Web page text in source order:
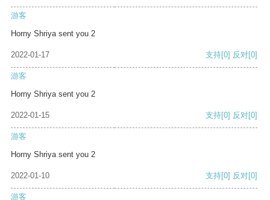
游客
Horny Shriya sent you 2
2022-01-17 支持[0] 反对[0]
游客
Horny Shriya sent you 2
2022-01-15 支持[0] 反对[0]
游客
Horny Shriya sent you 2
2022-01-10 支持[0] 反对[0]
游客